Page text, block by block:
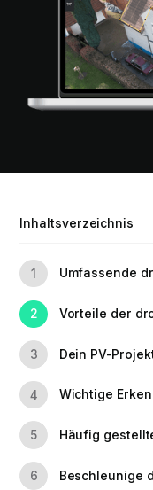
Inhaltsverzeichnis
1 Umfassende
2 Vorteile der
3 Dein PV-
4 Wichtige
5 Häufig
6 Beschleunige